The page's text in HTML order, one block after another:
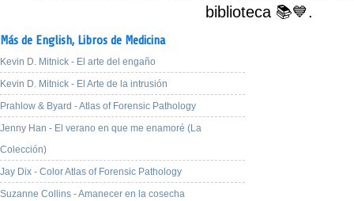
biblioteca 📚💙.
Más de English, Libros de Medicina
Kevin D. Mitnick - El arte del engaño
Kevin D. Mitnick - El Arte de la intrusión
Prahlow & Byard - Atlas of Forensic Pathology
Jenny Han - El verano en que me enamoré (La
Colección)
Jay Dix - Color Atlas of Forensic Pathology
Suzanne Collins - Amanecer en la cosecha